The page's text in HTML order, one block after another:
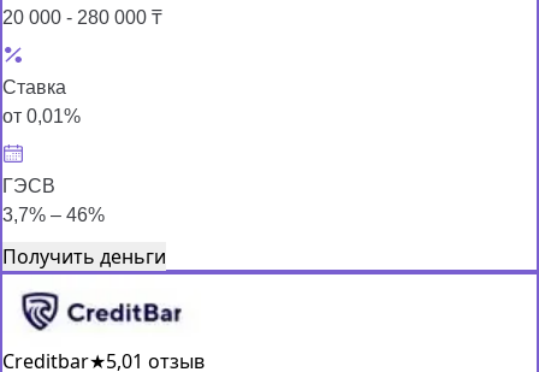
20 000 - 280 000 ₸
Ставка
от 0,01%
ГЭСВ
3,7% – 46%
Получить деньги
Creditbar★5,01 отзыв